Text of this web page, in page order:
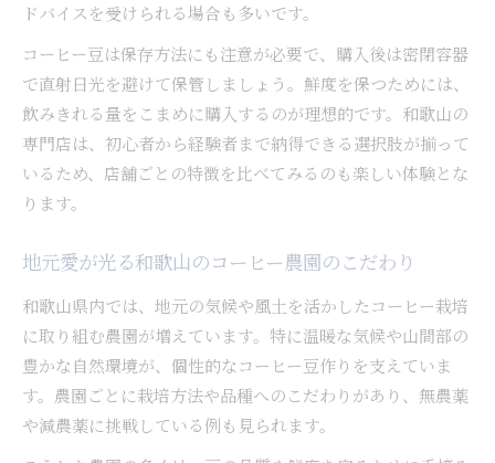
ドバイスを受けられる場合も多いです。
コーヒー豆は保存方法にも注意が必要で、購入後は密閉容器
で直射日光を避けて保管しましょう。鮮度を保つためには、
飲みきれる量をこまめに購入するのが理想的です。和歌山の
専門店は、初心者から経験者まで納得できる選択肢が揃って
いるため、店舗ごとの特徴を比べてみるのも楽しい体験とな
ります。
地元愛が光る和歌山のコーヒー農園のこだわり
和歌山県内では、地元の気候や風土を活かしたコーヒー栽培
に取り組む農園が増えています。特に温暖な気候や山間部の
豊かな自然環境が、個性的なコーヒー豆作りを支えていま
す。農園ごとに栽培方法や品種へのこだわりがあり、無農薬
や減農薬に挑戦している例も見られます。